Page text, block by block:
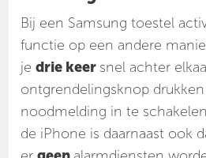
Bij een Samsung toestel
functie op een andere
jedrie keer snel achter
ontgrendelingsknop
noodmelding in te
de iPhone is daarnaast ook